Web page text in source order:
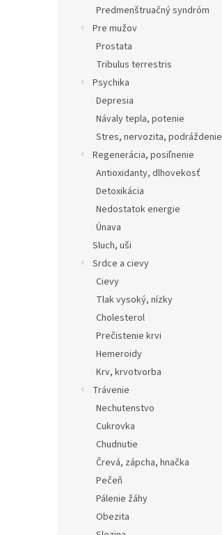
Predmenštruačný syndróm
Pre mužov
Prostata
Tribulus terrestris
Psychika
Depresia
Návaly tepla, potenie
Stres, nervozita, podráždenie
Regenerácia, posiľnenie
Antioxidanty, dlhovekosť
Detoxikácia
Nedostatok energie
Únava
Sluch, uši
Srdce a cievy
Cievy
Tlak vysoký, nízky
Cholesterol
Prečistenie krvi
Hemeroidy
Krv, krvotvorba
Trávenie
Nechutenstvo
Cukrovka
Chudnutie
Črevá, zápcha, hnačka
Pečeň
Pálenie žáhy
Obezita